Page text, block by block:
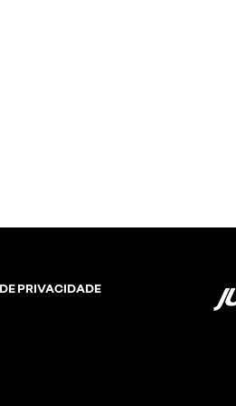
PRIVACIDADE